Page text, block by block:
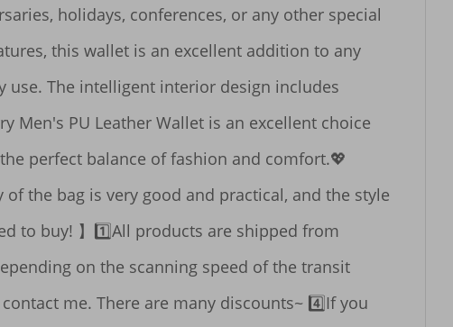
holidays, conferences, or any other special
this wallet is an excellent addition to any
use. The intelligent interior design includes
Men's PU Leather Wallet is an excellent choice
perfect balance of fashion and comfort.💖
the bag is very good and practical, and the style
to buy! 】1️⃣All products are shipped from
on the scanning speed of the transit
me. There are many discounts~ 4️⃣If you